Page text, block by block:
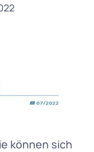
können sich